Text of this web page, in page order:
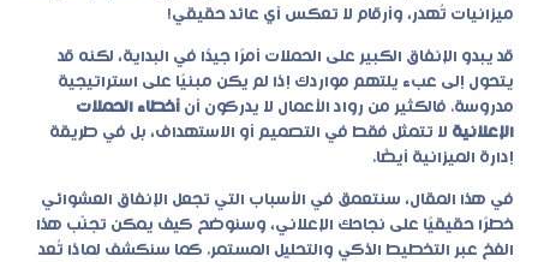
ميزانيات تُهدر، وأرقام لا تعكس أي عائد حقيقي!
قد يبدو الإنفاق الكبير على الحملات أمرًا جيدًا في البداية، لكنه قد
يتحول إلى عبء يلتهم مواردك إذا لم يكن مبنيًا على استراتيجية
مدروسة. فالكثير من رواد الأعمال لا يدركون أن أخطاء الحملات
الإعلانية لا تتمثل فقط في التصميم أو الاستهداف، بل في طريقة
إدارة الميزانية أيضًا.
في هذا المقال، سنتعمق في الأسباب التي تجعل الإنفاق العشوائي
خطرًا حقيقيًا على نجاحك الإعلاني، وسنوضح كيف يمكن تجنّب هذا
الفخ عبر التخطيط الذكي والتحليل المستمر. كما سنكشف لماذا تُعد